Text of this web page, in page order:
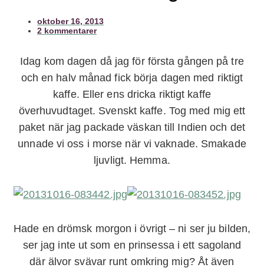
oktober 16, 2013
2 kommentarer
Idag kom dagen då jag för första gången på tre
och en halv månad fick börja dagen med riktigt
kaffe. Eller ens dricka riktigt kaffe
överhuvudtaget. Svenskt kaffe. Tog med mig ett
paket när jag packade väskan till Indien och det
unnade vi oss i morse när vi vaknade. Smakade
ljuvligt. Hemma.
Hade en drömsk morgon i övrigt – ni ser ju bilden,
ser jag inte ut som en prinsessa i ett sagoland
där älvor svävar runt omkring mig? Åt även